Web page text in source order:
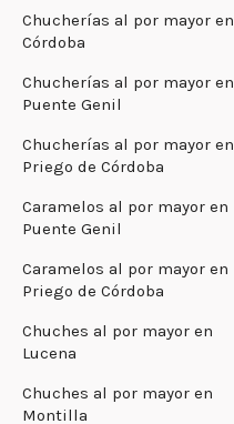
Chucherías al por mayor en
Córdoba
Chucherías al por mayor en
Puente Genil
Chucherías al por mayor en
Priego de Córdoba
Caramelos al por mayor en
Puente Genil
Caramelos al por mayor en
Priego de Córdoba
Chuches al por mayor en
Lucena
Chuches al por mayor en
Montilla